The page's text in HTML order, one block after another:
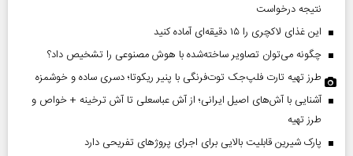
نتیجه درخواست
این غذای لاکچری را ۱۵ دقیقه‌ای آماده کنید
چگونه می‌توان تصاویر ساخته‌شده با هوش مصنوعی را تشخیص داد؟
طرز تهیه تارت فلپ‌جک توت‌فرنگی با پنیر ریکوتا؛ دسری ساده و خوشمزه
آشنایی با آش‌های اصیل ایرانی؛ از آش عباسعلی تا آش ترخینه + خواص و
طرز تهیه
پارک شیرین قابلیت‌ بالایی برای اجرای پروژهای تفریحی دارد